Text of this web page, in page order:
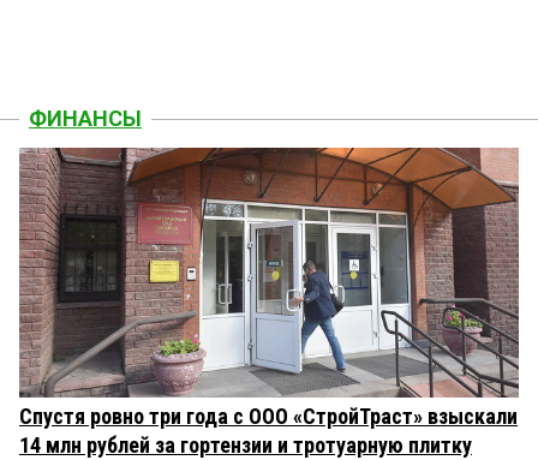
ФИНАНСЫ
Спустя ровно три года с ООО «СтройТраст» взыскали
14 млн рублей за гортензии и тротуарную плитку